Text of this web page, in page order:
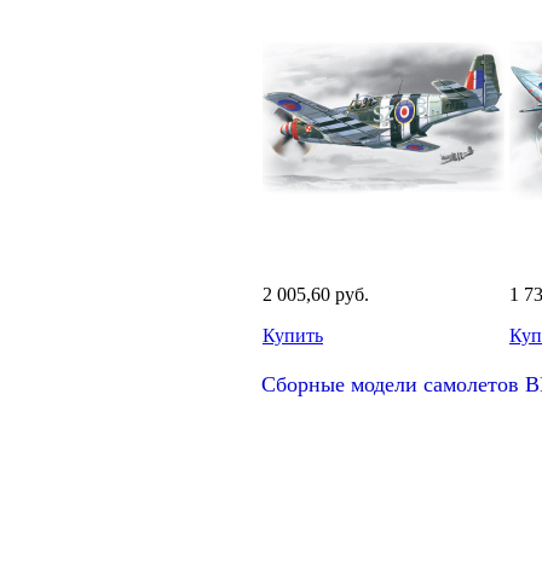
2 005,60 руб.
Купить
1
Сборные модели самолетов